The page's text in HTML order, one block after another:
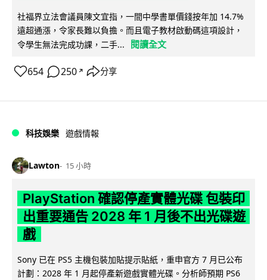
社福界立法會議員陳文宜指，一間中學書單價錢按年加 14.7%
遠超通漲，令家長難以負擔。而且電子教材啟動碼這項設計，
令學生無法完成功課，二手...
閱讀全文
654 250 ↗ 分享
科技娛樂 遊戲情報
Lawton 15 小時
PlayStation 確認停產實體光碟 包裝印
出重要通告 2028 年 1 月後不出光碟遊
戲
Sony 已在 PS5 主機包裝加貼提示貼紙，重申官方 7 月已公布
計劃：2028 年 1 月起停產新遊戲實體光碟。分析師預期 PS6